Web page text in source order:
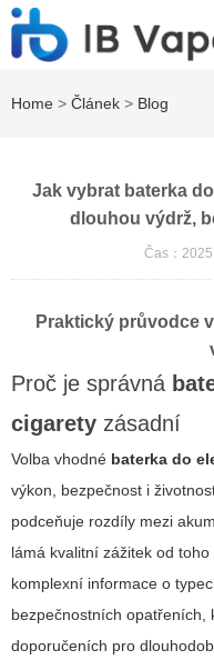
Home > Článek > Blog
Jak vybrat baterka
dlouhou výdrž,
Čas：
Praktický průvodce
Proč je správná
cigarety zásadní
Volba vhodné baterka do
výkon, bezpečnost i
podceňuje rozdíly mezi
lámá kvalitní zážitek od
komplexní informace o
bezpečnostních opatřeních,
doporučeních pro